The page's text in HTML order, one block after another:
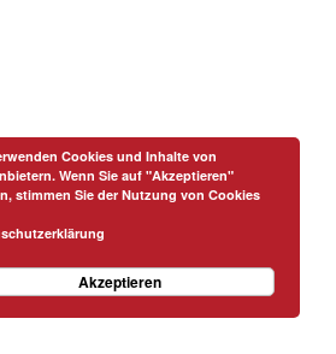
Cookies und Inhalte von
Wenn Sie auf "Akzeptieren"
stimmen Sie der Nutzung von Cookies
Akzeptieren